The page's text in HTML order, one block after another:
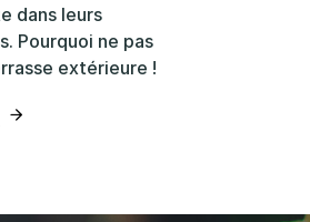
dans leurs
Pourquoi ne pas
extérieure !